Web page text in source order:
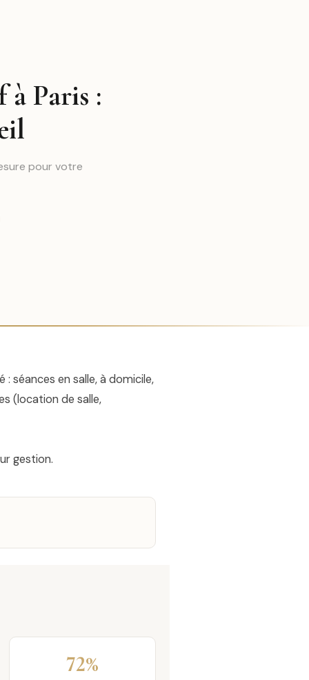
Paris :
pour votre
séances en salle, à domicile,
(location de salle,
gestion.
72%